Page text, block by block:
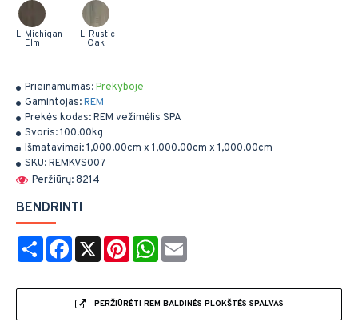
Prieinamumas:Prekyboje
Gamintojas:REM
Prekės kodas:REM vežimėlis SPA
Svoris:100.00kg
Išmatavimai:1,000.00cm x 1,000.00cm x 1,000.00cm
SKU:REMKVS007
Peržiūrų: 8214
L_Michigan-
Elm
L_Rustic
Oak
BENDRINTI
Share Facebook
X PinterestWhatsApp
PERŽIŪRĖTI REM BALDINĖS PLOKŠTĖS SPALVAS